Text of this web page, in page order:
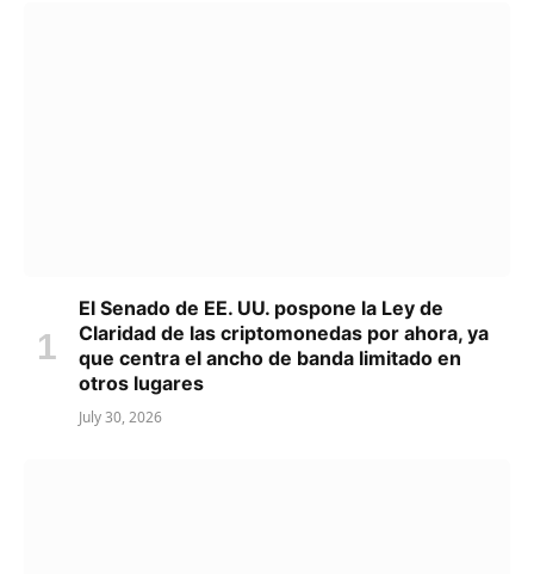
El Senado de EE. UU. pospone la Ley de
Claridad de las criptomonedas por ahora, ya
que centra el ancho de banda limitado en
otros lugares
July 30, 2026